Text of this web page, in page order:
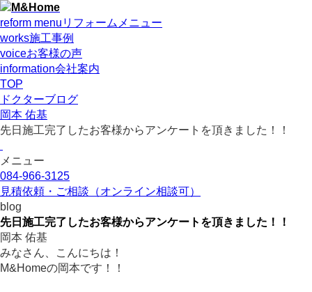
reform menu リフォームメニュー
works施工事例
voiceお客様の声
information会社案内
TOP
ドクターブログ
岡本 佑基
先日施工完了したお客様からアンケートを頂きました！！
メニュー
084-966-3125
見積依頼・ご相談 （オンライン相談可）
blog
先日施工完了したお客様からアンケートを頂きました！！
岡本 佑基
みなさん、こんにちは！
M&Homeの岡本です！！